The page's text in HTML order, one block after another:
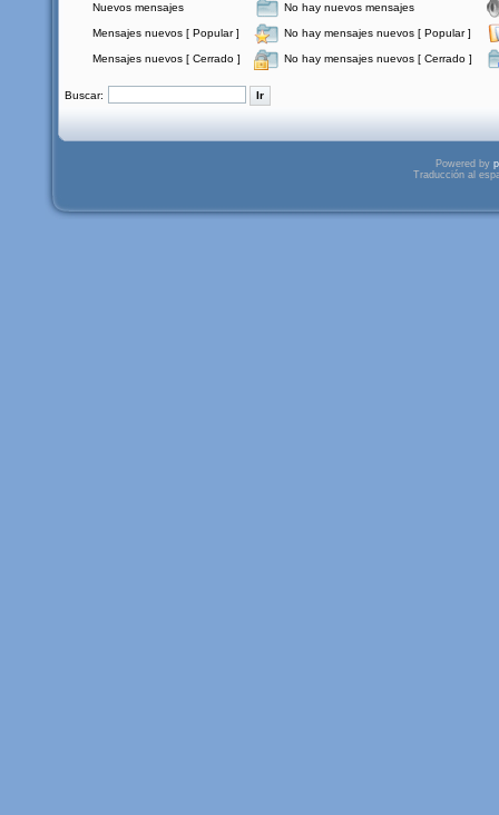
Nuevos mensajes No hay nuevos mensajes
Mensajes nuevos [ Popular ] No hay mensajes nuevos [ Popular ]
Mensajes nuevos [ Cerrado ] No hay mensajes nuevos [ Cerrado ]
Buscar:
Powered by
Traducción al